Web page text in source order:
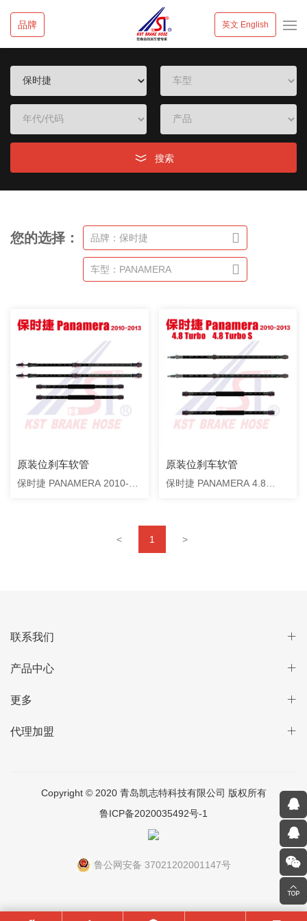
品牌 英文 English
搜索
您的选择： 品牌：保时捷
车型：PANAMERA
原装位刹车软管
保时捷 PANAMERA 2010-
原装位刹车软管
保时捷 PANAMERA 4.8
< 1 >
联系我们
产品中心
更多
代理加盟
Copyright © 2020 青岛凯志特科技有限公司 版权所有
鲁ICP备2020035492号-1
鲁公网安备 37021202001147号